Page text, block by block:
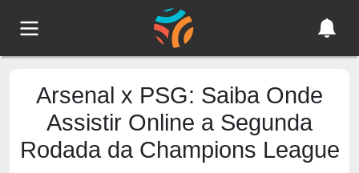
Arsenal x PSG: Saiba Onde
Assistir Online a Segunda
Rodada da Champions League